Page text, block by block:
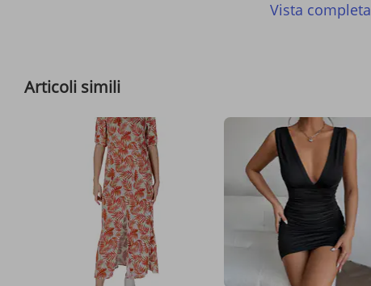
Vista completa
Articoli simili